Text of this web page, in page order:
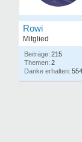
Rowi
Mitglied
215
2
554